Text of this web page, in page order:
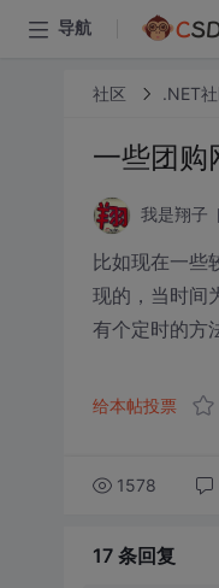
导航
社区 .NET
一些团购
我是翔子
比如现在一些
现的，当时间
有个定时的方
给本帖投票
1578
17 条回复